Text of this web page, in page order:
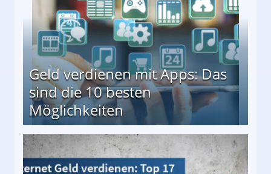
Geld verdienen mit Apps: Das
sind die 10 besten
Möglichkeiten
besten Möglichkeiten